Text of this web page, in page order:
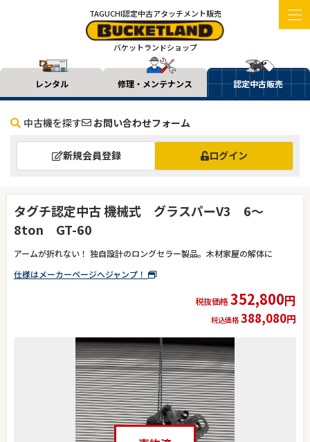
TAGUCHI認定中古アタッチメント販売
バケットランドショップ
レンタル 修理・メンテナンス 認定中古販売
中古機を探す お問い合わせフォーム
新規会員登録 ログイン
タグチ認定中古 機械式 グラスパーV3 6～
8ton GT-60
アームが折れない！ 独自設計のロングセラー製品。木材家屋の解体に
仕様はメーカーページへジャンプ！
税抜価格352,800円
税込価格 388,080円